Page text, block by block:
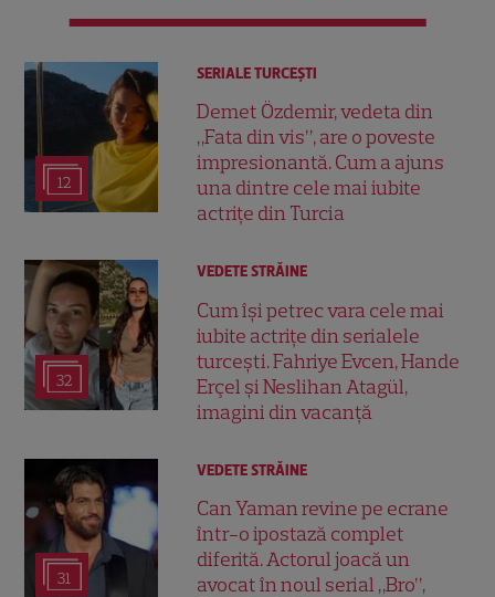
12
SERIALE TURCEŞTI
Demet Özdemir, vedeta din
„Fata din vis”, are o poveste
impresionantă. Cum a ajuns
una dintre cele mai iubite
actrițe din Turcia
32
VEDETE STRĂINE
Cum își petrec vara cele mai
iubite actrițe din serialele
turcești. Fahriye Evcen, Hande
Erçel și Neslihan Atagül,
imagini din vacanță
31
VEDETE STRĂINE
Can Yaman revine pe ecrane
într-o ipostază complet
diferită. Actorul joacă un
avocat în noul serial „Bro”,